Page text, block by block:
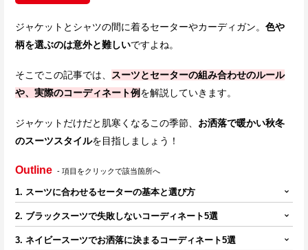
ジャケットとシャツの間に着るセーターやカーディガン。 色や
柄を選ぶのは意外と難しいですよね。
そこでこの記事では、 スーツとセーターの組み合わせのルール
や、実際のコーディネート例を解説していきます。
ジャケットだけだと肌寒くなるこの季節、 お洒落で暖かい秋冬
のスーツスタイルを目指しましょう！
Outline - 項目をクリックで該当箇所へ
1. スーツに合わせるセーターの基本と選び方
2. ブラックスーツで失敗しないコーディネート5選
3. ネイビースーツでお洒落に決まるコーディネート5選